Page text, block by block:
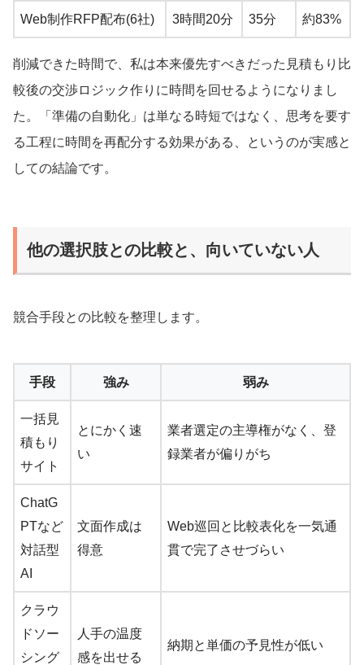
Web制作RFP配布(6社) 3時間20分 35分 約83%
削減できた時間で、私は本来優先すべきだった見積もり比
較後の交渉ロジック作りに時間を回せるようになりまし
た。「準備の自動化」は単なる時短ではなく、思考を要す
る工程に時間を再配分する効果がある、というのが実感と
しての結論です。
他の選択肢との比較と、向いていない人
競合手段との比較を整理します。
手段 強み 弱み
一括見
積もり
サイト
とにかく速
い
業者選定の主導権がなく、登
録業者が偏りがち
ChatG
PTなど
対話型
AI
文面作成は
得意
Web巡回と比較表化を一気通
貫で完了させづらい
クラウ
ドソー
シング
人手の温度
感を出せる
納期と単価の予見性が低い